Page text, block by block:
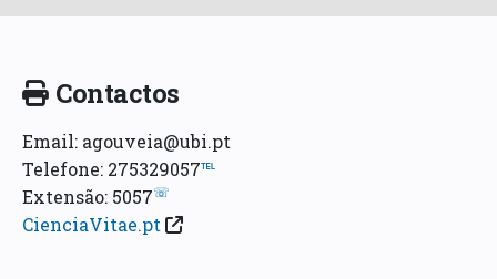
Contactos
Email: agouveia@ubi.pt
Telefone: 275329057℡
Extensão: 5057☏
CienciaVitae.pt